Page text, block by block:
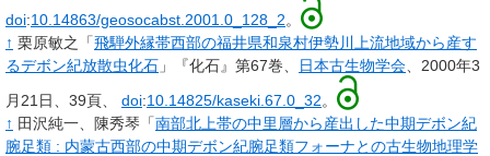
doi:10.14863/geosocabst.2001.0_128_2。
↑ 栗原敏之「飛騨外縁帯西部の福井県和泉村伊勢川上流地域から産す
るデボン紀放散虫化石 」『化石』第67巻、 日本古生物学会 、2000年3
月21日、39頁、 doi:10.14825/kaseki.67.0_32。
↑ 田沢純一、陳秀琴「南部北上帯の中里層から産出した中期デボン紀
腕足類 : 内蒙古西部の中期デボン紀腕足類フォーナとの古生物地理学